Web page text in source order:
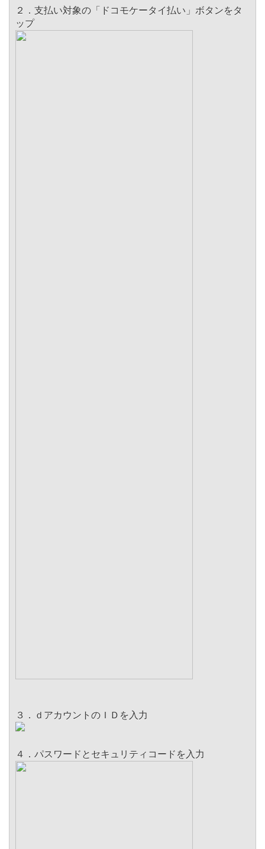
２．支払い対象の「ドコモケータイ払い」ボタンをタ
ップ
３．ｄアカウントのＩＤを入力
４．パスワードとセキュリティコードを入力